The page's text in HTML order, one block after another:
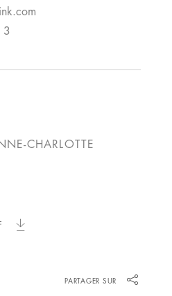
3
CHARLOTTE
PARTAGER SUR